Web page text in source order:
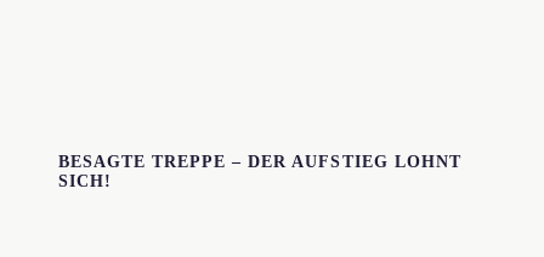
BESAGTE TREPPE – DER AUFSTIEG LOHNT
SICH!